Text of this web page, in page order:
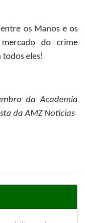
os Manos e os
do crime
eles!
da Academia
da AMZ Noticias